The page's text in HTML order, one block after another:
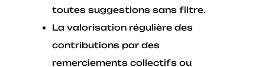
toutes suggestions sans filtre.
La valorisation régulière des
contributions par des
remerciements collectifs ou